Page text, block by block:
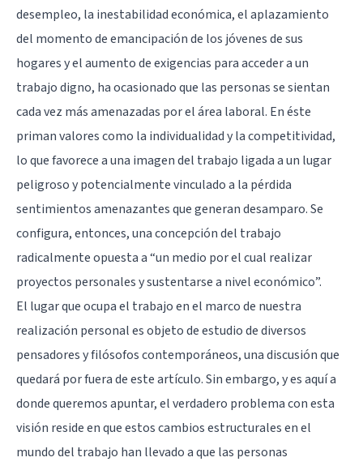
desempleo, la inestabilidad económica, el aplazamiento
del momento de emancipación de los jóvenes de sus
hogares y el aumento de exigencias para acceder a un
trabajo digno, ha ocasionado que las personas se sientan
cada vez más amenazadas por el área laboral. En éste
priman valores como la individualidad y la competitividad,
lo que favorece a una imagen del trabajo ligada a un lugar
peligroso y potencialmente vinculado a la pérdida
sentimientos amenazantes que generan desamparo. Se
configura, entonces, una concepción del trabajo
radicalmente opuesta a “un medio por el cual realizar
proyectos personales y sustentarse a nivel económico”.
El lugar que ocupa el trabajo en el marco de nuestra
realización personal es objeto de estudio de diversos
pensadores y filósofos contemporáneos, una discusión que
quedará por fuera de este artículo. Sin embargo, y es aquí a
donde queremos apuntar, el verdadero problema con esta
visión reside en que estos cambios estructurales en el
mundo del trabajo han llevado a que las personas